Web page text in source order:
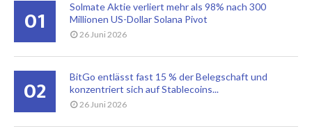
01
Solmate Aktie verliert mehr als 98% nach 300
Millionen US-Dollar Solana Pivot
26 Juni 2026
02
BitGo entlässt fast 15 % der Belegschaft und
konzentriert sich auf Stablecoins...
26 Juni 2026